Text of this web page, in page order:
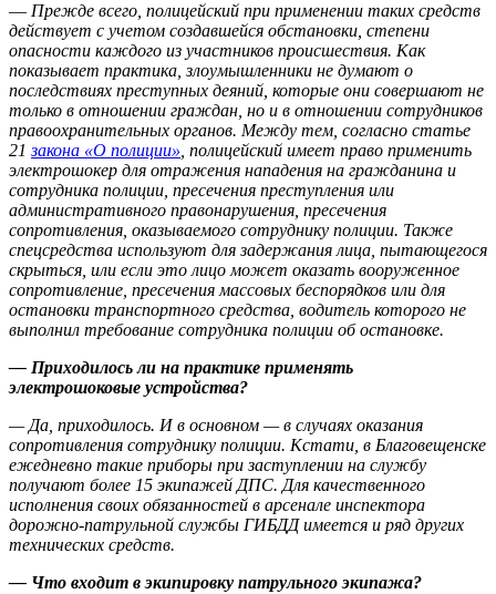
— Прежде всего, полицейский при применении таких средств
действует с учетом создавшейся обстановки, степени
опасности каждого из участников происшествия. Как
показывает практика, злоумышленники не думают о
последствиях преступных деяний, которые они совершают не
только в отношении граждан, но и в отношении сотрудников
правоохранительных органов. Между тем, согласно статье
21закона «О полиции» , полицейский имеет право применить
электрошокер для отражения нападения на гражданина и
сотрудника полиции, пресечения преступления или
административного правонарушения, пресечения
сопротивления, оказываемого сотруднику полиции. Также
спецсредства используют для задержания лица, пытающегося
скрыться, или если это лицо может оказать вооруженное
сопротивление, пресечения массовых беспорядков или для
остановки транспортного средства, водитель которого не
выполнил требование сотрудника полиции об остановке.
— Приходилось ли на практике применять
электрошоковые устройства?
— Да, приходилось. И в основном — в случаях оказания
сопротивления сотруднику полиции. Кстати, в Благовещенске
ежедневно такие приборы при заступлении на службу
получают более 15 экипажей ДПС. Для качественного
исполнения своих обязанностей в арсенале инспектора
дорожно-патрульной службы ГИБДД имеется и ряд других
технических средств.
— Что входит в экипировку патрульного экипажа?